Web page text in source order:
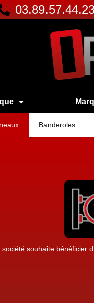
Banderoles
société souhaite bénéficier